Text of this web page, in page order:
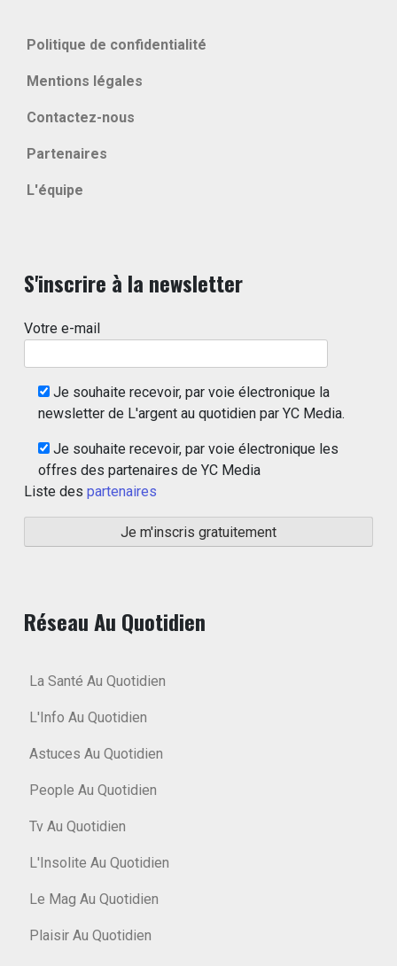
Politique de confidentialité
Mentions légales
Contactez-nous
Partenaires
L'équipe
S'inscrire à la newsletter
Votre e-mail
Je souhaite recevoir, par voie électronique la
newsletter de L'argent au quotidien par YC Media.
Je souhaite recevoir, par voie électronique les
offres des partenaires de YC Media
Liste des partenaires
Réseau Au Quotidien
La Santé Au Quotidien
L'Info Au Quotidien
Astuces Au Quotidien
People Au Quotidien
Tv Au Quotidien
L'Insolite Au Quotidien
Le Mag Au Quotidien
Plaisir Au Quotidien